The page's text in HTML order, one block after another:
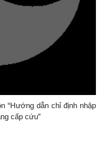
“Hướng dẫn chỉ định nhập
cấp cứu”